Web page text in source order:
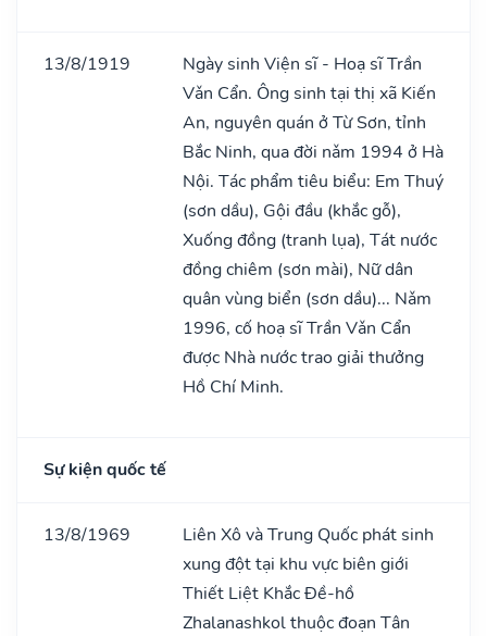
13/8/1919
Ngày sinh Viện sĩ - Hoạ sĩ Trần
Vǎn Cẩn. Ông sinh tại thị xã Kiến
An, nguyên quán ở Từ Sơn, tỉnh
Bắc Ninh, qua đời nǎm 1994 ở Hà
Nội. Tác phẩm tiêu biểu: Em Thuý
(sơn dầu), Gội đầu (khắc gỗ),
Xuống đồng (tranh lụa), Tát nước
đồng chiêm (sơn mài), Nữ dân
quân vùng biển (sơn dầu)... Nǎm
1996, cố hoạ sĩ Trần Vǎn Cẩn
được Nhà nước trao giải thưởng
Hồ Chí Minh.
Sự kiện quốc tế
13/8/1969
Liên Xô và Trung Quốc phát sinh
xung đột tại khu vực biên giới
Thiết Liệt Khắc Đề-hồ
Zhalanashkol thuộc đoạn Tân